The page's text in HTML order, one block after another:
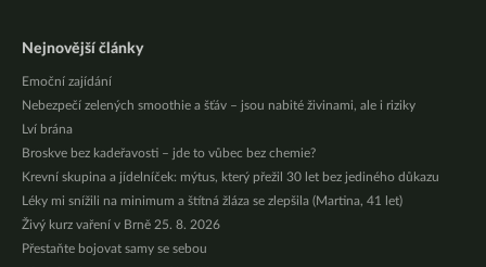
Nejnovější články
Emoční zajídání
Nebezpečí zelených smoothie a šťáv – jsou nabité živinami, ale i riziky
Lví brána
Broskve bez kadeřavosti – jde to vůbec bez chemie?
Krevní skupina a jídelníček: mýtus, který přežil 30 let bez jediného důkazu
Léky mi snížili na minimum a štítná žláza se zlepšila (Martina, 41 let)
Živý kurz vaření v Brně 25. 8. 2026
Přestaňte bojovat samy se sebou